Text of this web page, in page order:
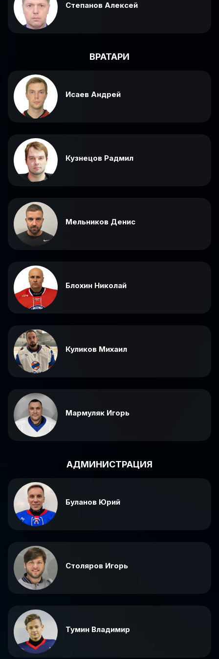
Степанов Алексей
ВРАТАРИ
Исаев Андрей
Кузнецов Радмил
Мельников Денис
Блохин Николай
Куликов Михаил
Мармуляк Игорь
АДМИНИСТРАЦИЯ
Буланов Юрий
Столяров Игорь
Тумин Владимир